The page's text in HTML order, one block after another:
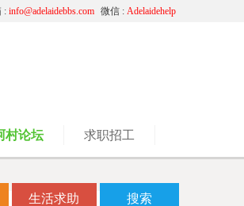
微信 : Adelaidehelp
: info@adelaidebbs.com
村论坛 求职招工
生活求助 搜索